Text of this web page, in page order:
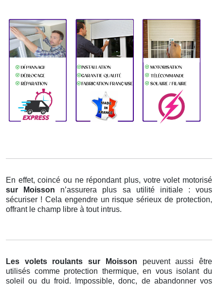
En effet, coincé ou ne répondant plus, votre volet motorisé
sur Moisson n’assurera plus sa utilité initiale : vous
sécuriser ! Cela engendre un risque sérieux de protection,
offrant le champ libre à tout intrus.
Les volets roulants sur Moisson peuvent aussi être
utilisés comme protection thermique, en vous isolant du
soleil ou du froid. Impossible, donc, de abandonner vos